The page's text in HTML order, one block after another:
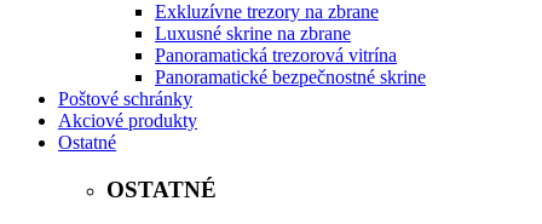
Exkluzívne trezory na zbrane
Luxusné skrine na zbrane
Panoramatická trezorová vitrína
Panoramatické bezpečnostné skrine
Poštové schránky
Akciové produkty
Ostatné
OSTATNÉ